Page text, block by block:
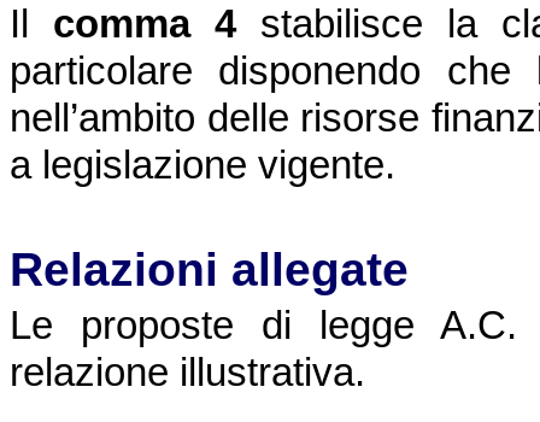
Il comma 4stabilisce la
particolare disponendo
nell’ambito delle risorse
a legislazione vigente.
Relazioni allegate
Le proposte di legge
relazione illustrativa.